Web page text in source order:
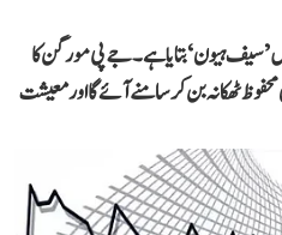
’سیف ہیون‘ بتایا ہے۔ جے پی مورگن کا
ٹھکانہ بن کر سامنے آئے گا اور معیشت